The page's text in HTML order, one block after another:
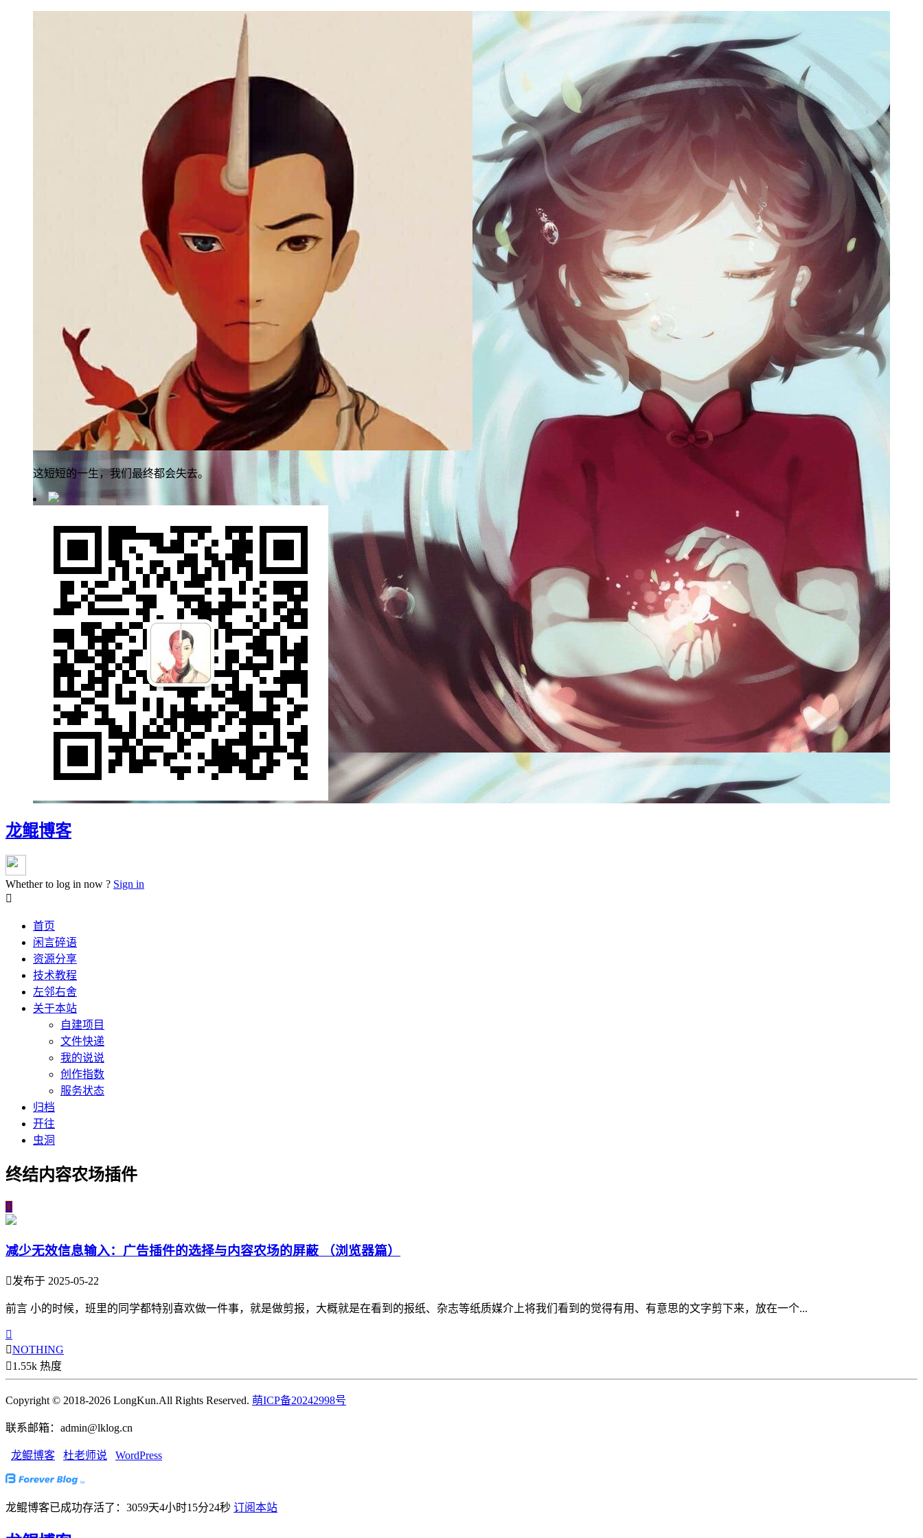
这短短的一生，我们最终都会失去。
龙鲲博客
Whether to log in now ? Sign in

首页
闲言碎语
资源分享
技术教程
左邻右舍
关于本站
自建项目
文件快递
我的说说
创作指数
服务状态
归档
开往
虫洞
终结内容农场插件

减少无效信息输入：广告插件的选择与内容农场的屏蔽 （浏览器篇）
发布于 2025-05-22
前言 小的时候，班里的同学都特别喜欢做一件事，就是做剪报，大概就是在看到的报纸、杂志等纸质媒介上将我们看到的觉得有用、有意思的文字剪下来，放在一个...

NOTHING
1.55k 热度
Copyright © 2018-2026 LongKun.All Rights Reserved. 萌ICP备20242998号
联系邮箱：admin@lklog.cn
龙鲲博客 杜老师说 WordPress
龙鲲博客已成功存活了：3059天4小时15分26秒 订阅本站